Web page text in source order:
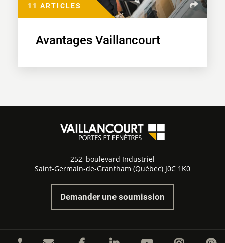
11 ARTICLES
Avantages Vaillancourt
252, boulevard Industriel
Saint-Germain-de-Grantham (Québec) J0C 1K0
Demander une soumission